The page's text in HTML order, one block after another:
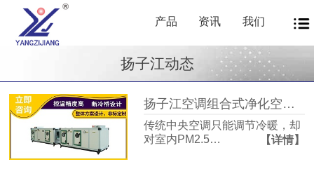
产品 资讯 我们
扬子江动态
扬子江空调组合式净化空调箱风机盘管中央新风系统——让每一次呼吸都成为健康投资
传统中央空调只能调节冷暖，却
对室内PM2.5…
【详情】